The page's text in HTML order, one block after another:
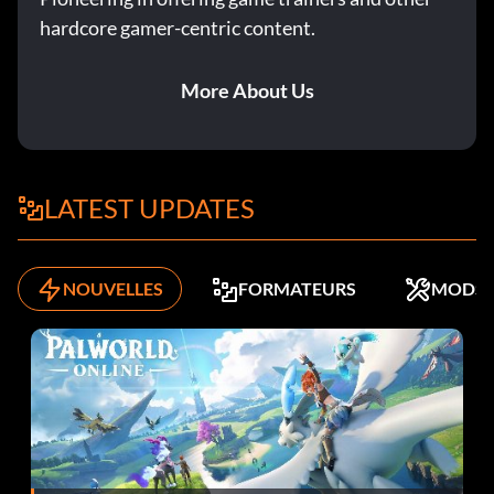
hardcore gamer-centric content.
More About Us
LATEST UPDATES
NOUVELLES FORMATEURS MODS